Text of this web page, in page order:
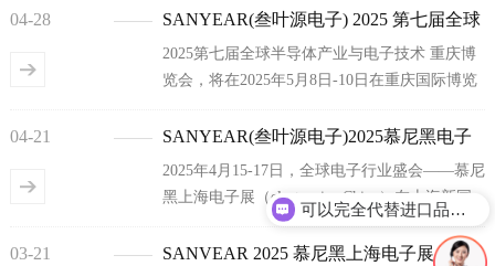
交流。
04-28
SANYEAR(叁叶源电子) 2025 第七届全球
半导体产业与电子技术 重庆博览会
2025第七届全球半导体产业与电子技术 重庆博
览会，将在2025年5月8日-10日在重庆国际博览
电子诚邀您前来观展咨询技术交流。
04-21
SANYEAR(叁叶源电子)2025慕尼黑电子
展圆满收官，小电容，大未来！
2025年4月15-17日，全球电子行业盛会——慕尼
黑上海电子展（electronica China）在上海新国
际博览中心隆重举行。作为贴片电容领域的领
先企业，SANYEAR（叁叶源电子）全系列创新
03-21 SANVEAR 2025 慕尼黑上海电子展
可以完全代替进口品牌吗？